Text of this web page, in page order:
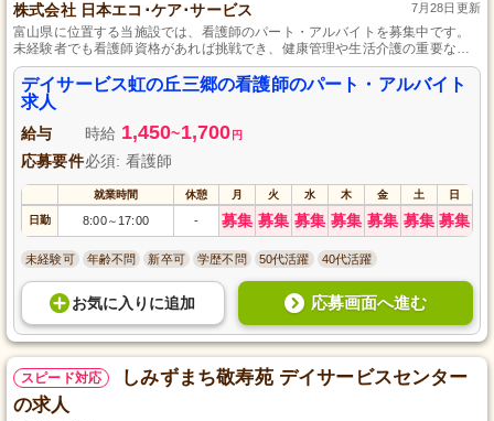
株式会社 日本エコ･ケア･サービス 7月28日更新
富山県に位置する当施設では、看護師のパート・アルバイトを募集中です。
未経験者でも看護師資格があれば挑戦でき、健康管理や生活介護の重要な役
割を担っていただきます。勤務時間や日数は柔軟に相談可能で、家庭と仕事
の両立がしやすい環境です。マイカー通勤可で通勤費も支給されるため、毎
日の通勤も安心です。
デイサービス虹の丘三郷の看護師のパート・アルバイト
求人
給与 時給 1,450~1,700 円
応募要件必須: 看護師
就業時間 休憩 月 火 水 木 金 土 日
日勤 8:00～ 17:00 - 募集 募集 募集 募集 募集 募集 募集
未経験可 年齢不問 新卒可 学歴不問 50代活躍 40代活躍
お気に入り に追加 応募画面へ進む
スピード対応
しみずまち敬寿苑 デイサービスセンター
の求人